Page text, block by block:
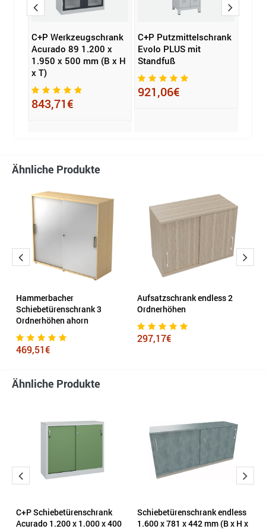
C+P Werkzeugschrank
Acurado 89 1.200 x
1.950 x 500 mm (B x H
x T)
843,71€
C+P Putzmittelschrank
Evolo PLUS mit
Standfuß
921,06€
Ähnliche Produkte
Hammerbacher
Schiebetürenschrank 3
Ordnerhöhen ahorn
469,51€
Aufsatzschrank endless 2
Ordnerhöhen
297,17€
Ähnliche Produkte
C+P Schiebetürenschrank
Acurado 1.200 x 1.000 x 400
Schiebetürenschrank endless
1.600 x 781 x 442 mm (B x H x